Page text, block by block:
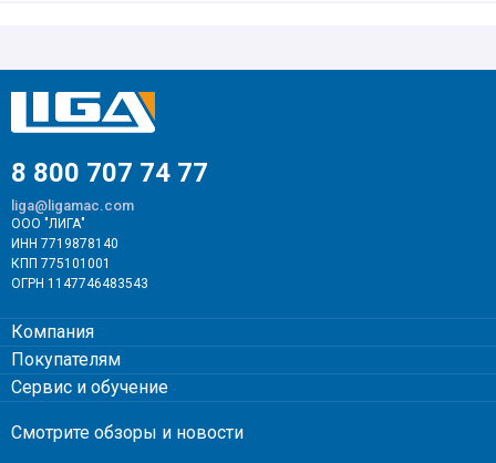
8 800 707 74 77
liga@ligamac.com
ООО "ЛИГА"
ИНН 7719878140
КПП 775101001
ОГРН 1147746483543
Компания
Покупателям
Сервис и обучение
Смотрите обзоры и новости